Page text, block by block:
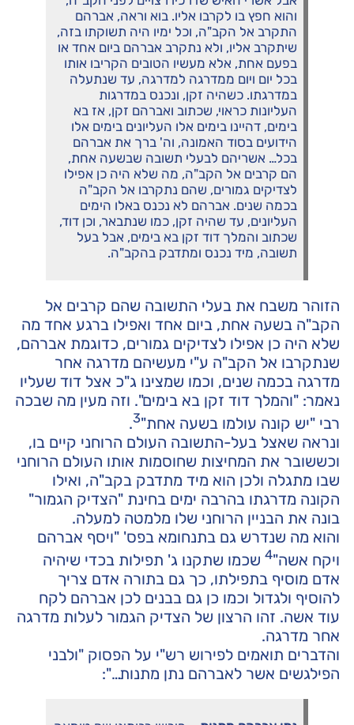
והוא חפץ בו לקרבו אליו. בוא וראה, אברהם
התקרב אל הקב"ה, וכל ימיו היה תשוקתו בזה,
שיתקרב אליו, ולא נתקרב אברהם ביום אחד או
בפעם אחת, אלא מעשיו הטובים הקריבו אותו
בכל יום ויום ממדרגה למדרגה, עד שנתעלה
במדרגתו. כשהיה זקן, ונכנס במדרגות
העליונות כראוי, שכתוב ואברהם זקן, אז בא
בימים, דהיינו בימים אלו העליונים בימים אלו
הידועים בסוד האמונה, וה' ברך את אברהם
בכל… אשריהם לבעלי תשובה שבשעה אחת,
הם קרבים אל הקב"ה, מה שלא היה כן אפילו
לצדיקים גמורים, שהם נתקרבו אל הקב"ה
בכמה שנים. אברהם לא נכנס באלו הימים
העליונים, עד שהיה זקן, כמו שנתבאר, וכן דוד,
שכתוב והמלך דוד זקן בא בימים, אבל בעל
תשובה, מיד נכנס ומתדבק בהקב"ה.
הזוהר משבח את בעלי התשובה שהם קרבים אל
הקב"ה בשעה אחת, ביום אחד ואפילו ברגע אחד מה
שלא היה כן אפילו לצדיקים גמורים, כדוגמת אברהם,
שנתקרבו אל הקב"ה ע"י מעשיהם מדרגה אחר
מדרגה בכמה שנים, וכמו שמצינו ג"כ אצל דוד שעליו
נאמר: "והמלך דוד זקן בא בימים". וזה מעין מה שבכה
רבי "יש קונה עולמו בשעה אחת"3
.
ונראה שאצל בעל-התשובה העולם הרוחני קיים בו,
וכששובר את המחיצות שחוסמות אותו העולם הרוחני
שבו מתגלה ולכן הוא מיד מתדבק בקב"ה, ואילו
הקונה מדרגתו בהרבה ימים בחינת "הצדיק הגמור"
בונה את הבניין הרוחני שלו מלמטה למעלה.
והוא מה שנדרש גם בתנחומא בפס' "ויסף אברהם
ויקח אשה"4שכמו שתקנו ג' תפילות בכדי שיהיה
אדם מוסיף בתפילתו, כך גם בתורה אדם צריך
להוסיף ולגדול וכמו כן גם בבנים לכן אברהם לקח
עוד אשה. זהו הרצון של הצדיק הגמור לעלות מדרגה
אחר מדרגה.
והדברים תואמים לפירוש רש"י על הפסוק "ולבני
הפילגשים אשר לאברהם נתן מתנות…":